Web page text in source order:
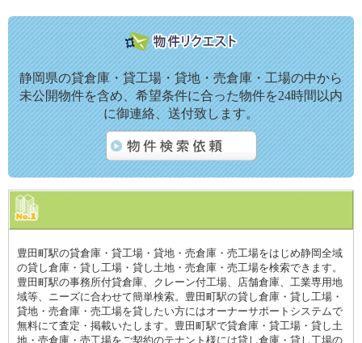
静岡県の貸倉庫・貸工場・貸地・売倉庫・工場の中から
未公開物件を含め、希望条件に合った物件を24時間以内
に御連絡、送付致します。
豊田町駅の貸倉庫・貸工場・貸地・売倉庫・売工場をはじめ静岡全域
の貸し倉庫・貸し工場・貸し土地・売倉庫・売工場を検索できます。
豊田町駅の事務所付貸倉庫、クレーン付工場、店舗倉庫、工業専用地
域等、ニーズに合わせて簡単検索。豊田町駅の貸し倉庫・貸し工場・
貸地・売倉庫・売工場を貸したい方にはオーナーサポートシステムで
無料にて査定・掲載いたします。豊田町駅で貸倉庫・貸工場・貸し土
地・売倉庫・売工場をご契約のテナント様には貸し倉庫・貸し工場の